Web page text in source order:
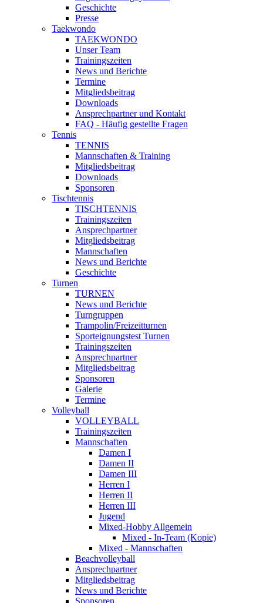
Geschichte
Presse
Taekwondo
TAEKWONDO
Unser Team
Trainingszeiten
News und Berichte
Termine
Mitgliedsbeitrag
Downloads
Ansprechpartner und Kontakt
FAQ - Häufig gestellte Fragen
Tennis
TENNIS
Mannschaften & Training
Mitgliedsbeitrag
Downloads
Sponsoren
Tischtennis
TISCHTENNIS
Trainingszeiten
Ansprechpartner
Mitgliedsbeitrag
Mannschaften
News und Berichte
Geschichte
Turnen
TURNEN
News und Berichte
Turngruppen
Trampolin/Freizeitturnen
Sporteignungstest Turnen
Trainingszeiten
Ansprechpartner
Mitgliedsbeitrag
Sponsoren
Galerie
Termine
Volleyball
VOLLEYBALL
Trainingszeiten
Mannschaften
Damen I
Damen II
Damen III
Herren I
Herren II
Herren III
Jugend
Mixed-Hobby Allgemein
Mixed - In-Team (Kopie)
Mixed - Mannschaften
Beachvolleyball
Ansprechpartner
Mitgliedsbeitrag
News und Berichte
Sponsoren